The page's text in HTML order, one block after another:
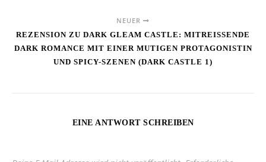
NEUER
REZENSION ZU DARK GLEAM CASTLE: MITREISSENDE D
ARK ROMANCE MIT EINER MUTIGEN PROTAGONISTIN U
ND SPICY-SZENEN (DARK CASTLE 1)
EINE ANTWORT SCHREIBEN